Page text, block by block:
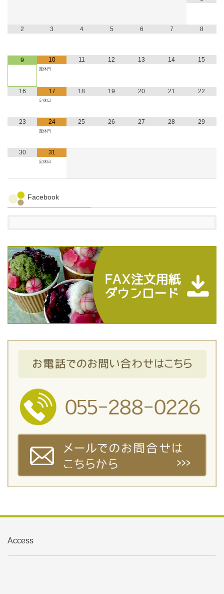
2 3 4 5 6 7 8
9 10
定休日
11 12 13 14 15
16 17
定休日
18 19 20 21 22
23 24
定休日
25 26 27 28 29
30 31
定休日
Facebook
Access